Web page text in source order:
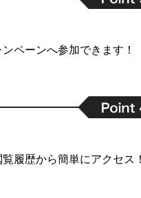
ペーンへ参加できます！
履歴から簡単にアクセス！